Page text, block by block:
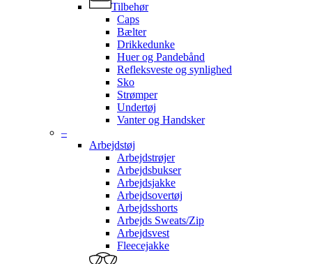
Tilbehør
Caps
Bælter
Drikkedunke
Huer og Pandebånd
Refleksveste og synlighed
Sko
Strømper
Undertøj
Vanter og Handsker
–
Arbejdstøj
Arbejdstrøjer
Arbejdsbukser
Arbejdsjakke
Arbejdsovertøj
Arbejdsshorts
Arbejds Sweats/Zip
Arbejdsvest
Fleecejakke